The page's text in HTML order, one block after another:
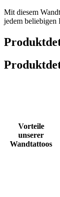
Mit diesem
jedem beliebigen
Vorteile
unserer
Wandtattoos